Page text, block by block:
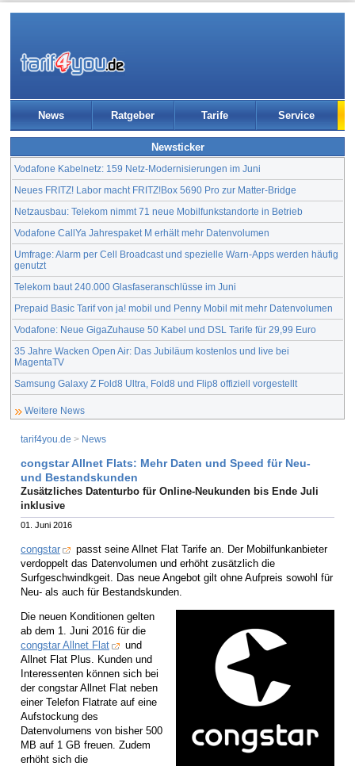
News Ratgeber Tarife Service
Newsticker
Vodafone Kabelnetz: 159 Netz-Modernisierungen im Juni
Neues FRITZ! Labor macht FRITZ!Box 5690 Pro zur Matter-Bridge
Netzausbau: Telekom nimmt 71 neue Mobilfunkstandorte in Betrieb
Vodafone CallYa Jahrespaket M erhält mehr Datenvolumen
Umfrage: Alarm per Cell Broadcast und spezielle Warn-Apps werden häufig
genutzt
Telekom baut 240.000 Glasfaseranschlüsse im Juni
Prepaid Basic Tarif von ja! mobil und Penny Mobil mit mehr Datenvolumen
Vodafone: Neue GigaZuhause 50 Kabel und DSL Tarife für 29,99 Euro
35 Jahre Wacken Open Air: Das Jubiläum kostenlos und live bei
MagentaTV
Samsung Galaxy Z Fold8 Ultra, Fold8 und Flip8 offiziell vorgestellt
Weitere News
tarif4you.de > News
congstar Allnet Flats: Mehr Daten und Speed für Neu-
und Bestandskunden
Zusätzliches Datenturbo für Online-Neukunden bis Ende Juli
inklusive
01. Juni 2016
congstar
passt seine Allnet Flat Tarife an. Der Mobilfunkanbieter
verdoppelt das Datenvolumen und erhöht zusätzlich die
Surfgeschwindkgeit. Das neue Angebot gilt ohne Aufpreis sowohl für
Neu- als auch für Bestandskunden.
Die neuen Konditionen gelten
ab dem 1. Juni 2016 für die
congstar Allnet Flat
und
Allnet Flat Plus. Kunden und
Interessenten können sich bei
der congstar Allnet Flat neben
einer Telefon Flatrate auf eine
Aufstockung des
Datenvolumens von bisher 500
MB auf 1 GB freuen. Zudem
erhöht sich die